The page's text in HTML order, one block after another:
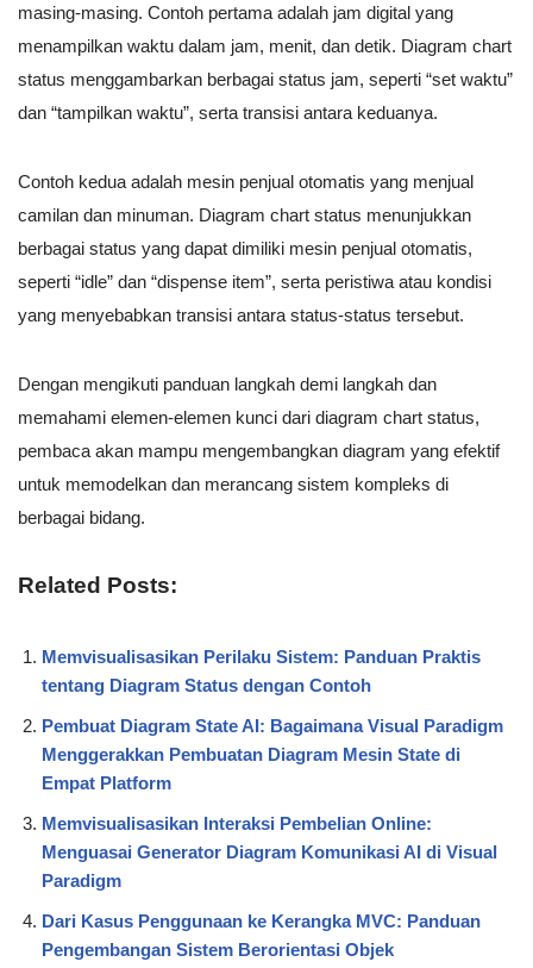
masing-masing. Contoh pertama adalah jam digital yang
menampilkan waktu dalam jam, menit, dan detik. Diagram chart
status menggambarkan berbagai status jam, seperti “set waktu”
dan “tampilkan waktu”, serta transisi antara keduanya.
Contoh kedua adalah mesin penjual otomatis yang menjual
camilan dan minuman. Diagram chart status menunjukkan
berbagai status yang dapat dimiliki mesin penjual otomatis,
seperti “idle” dan “dispense item”, serta peristiwa atau kondisi
yang menyebabkan transisi antara status-status tersebut.
Dengan mengikuti panduan langkah demi langkah dan
memahami elemen-elemen kunci dari diagram chart status,
pembaca akan mampu mengembangkan diagram yang efektif
untuk memodelkan dan merancang sistem kompleks di
berbagai bidang.
Related Posts:
Memvisualisasikan Perilaku Sistem: Panduan Praktis
tentang Diagram Status dengan Contoh
Pembuat Diagram State AI: Bagaimana Visual Paradigm
Menggerakkan Pembuatan Diagram Mesin State di
Empat Platform
Memvisualisasikan Interaksi Pembelian Online:
Menguasai Generator Diagram Komunikasi AI di Visual
Paradigm
Dari Kasus Penggunaan ke Kerangka MVC: Panduan
Pengembangan Sistem Berorientasi Objek